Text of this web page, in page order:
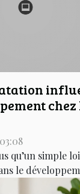
chez
qu’un simple
le